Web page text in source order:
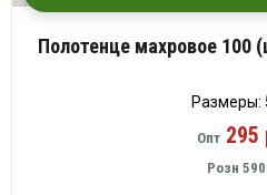
Полотенце махровое 100
Размеры:
Опт295
Розн 590